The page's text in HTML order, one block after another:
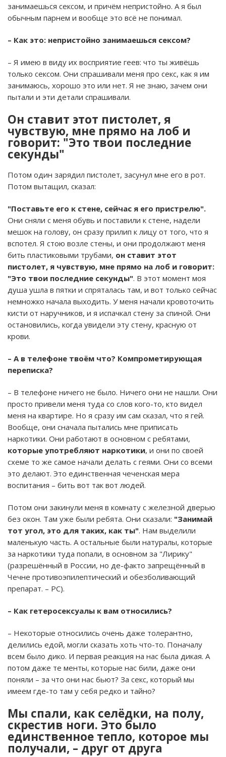
занимаешься сексом, и причём непристойно. А я был
обычным парнем и вообще это всё не понимал.
– Как это: непристойно занимаешься сексом?
– Я имею в виду их восприятие геев: что ты живёшь
только сексом. Они спрашивали меня про секс, как я им
занимаюсь, хорошо это или нет. Я не знаю, зачем они
пытали и эти детали спрашивали.
Он ставит этот пистолет, я
чувствую, мне прямо на лоб и
говорит: "Это твои последние
секунды"
Потом один зарядил пистолет, засунул мне его в рот.
Потом вытащил, сказал:
"Поставьте его к стене, сейчас я его пристрелю".
Они сняли с меня обувь и поставили к стене, надели
мешок на голову, он сразу прилип к лицу от того, что я
вспотел. Я стою возле стены, и они продолжают меня
бить пластиковыми трубами, он ставит этот
пистолет, я чувствую, мне прямо на лоб и говорит:
"Это твои последние секунды". В этот момент моя
душа ушла в пятки и спряталась там, и вот только сейчас
немножко начала выходить. У меня начали кровоточить
кисти от наручников, и я испачкал стену за спиной. Они
остановились, когда увидели эту стену, красную от
крови.
– А в телефоне твоём что? Компрометирующая
переписка?
– В телефоне ничего не было. Ничего они не нашли. Они
просто привели меня туда со слов кого-то, кто видел
меня на квартире. Но я сразу им сам сказал, что я гей.
Вообще, они сначала пытались мне приписать
наркотики. Они работают в основном с ребятами,
которые употребляют наркотики, и они по своей
схеме то же самое начали делать с геями. Они со всеми
это делают. Это единственная чеченская мера
воспитания – бить вот так вот людей.
Потом они закинули меня в комнату с железной дверью
без окон. Там уже были ребята. Они сказали: "Занимай
тот угол, это для таких, как ты". Нам выделили
маленькую часть. А остальные были натуралы, которые
за наркотики туда попали, в основном за "Лирику"
(разрешённый в России, но де-факто запрещённый в
Чечне противоэпилептический и обезболивающий
препарат. – РС).
– Как гетеросексуалы к вам относились?
– Некоторые относились очень даже толерантно,
делились едой, могли сказать хоть что-то. Поначалу
всем было дико. И первая реакция на нас была дикая. А
потом даже те менты, которые нас били, даже они
поняли – за что они нас бьют? За секс, который мы
имеем где-то там у себя редко и тайно?
Мы спали, как селёдки, на полу,
скрестив ноги. Это было
единственное тепло, которое мы
получали, – друг от друга